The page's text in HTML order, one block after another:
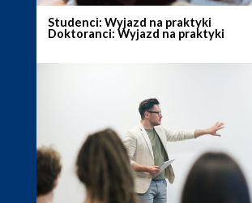
Studenci: Wyjazd na praktyki
Doktoranci: Wyjazd na praktyki